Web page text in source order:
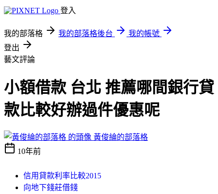
登入
我的部落格 我的部落格後台
我的帳號
登出
藝文評論
小額借款 台北 推薦哪間銀行貸
款比較好辦過件優惠呢
黃俊綸的部落格
10年前
信用貸款利率比較2015
向地下錢莊借錢